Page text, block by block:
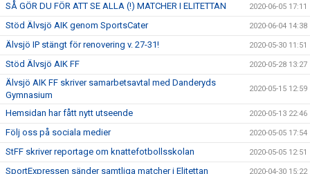
SÅ GÖR DU FÖR ATT SE ALLA (!) MATCHER I ELITETTAN 2020-06-05 17:11
Stöd Älvsjö AIK genom SportsCater 2020-06-04 14:38
Älvsjö IP stängt för renovering v. 27-31! 2020-05-30 11:51
Stöd Älvsjö AIK FF 2020-05-28 13:27
Älvsjö AIK FF skriver samarbetsavtal med Danderyds
Gymnasium
2020-05-15 12:59
Hemsidan har fått nytt utseende 2020-05-13 22:46
Följ oss på sociala medier 2020-05-05 17:54
StFF skriver reportage om knattefotbollsskolan 2020-05-05 12:51
SportExpressen sänder samtliga matcher i Elitettan 2020-04-30 15:22